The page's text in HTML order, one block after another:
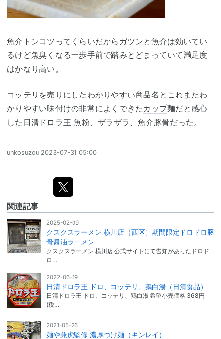
魚介トンコツってくらいだからガツンと魚介は効いてい
るけど魚臭くなる一歩手前で踏みとどまっていて満足度
はかなり高い。
コッテリを売りにしたわかりやすい商品名とこれまたわ
かりやすい味付けの非常によくできた カップ麺だと感心
した日清ドロラ王 魚粉、ザラザラ、魚介豚骨だった。
unkosuzou 2023-07-31 05:00
関連記事
2025-02-09
クスクスラーメン 横川店（西区）期間限定ドロドロ豚
骨醤油ラーメン
クスクスラーメン 横川店 公式サイトにて告知があったドロド
ロ…
2022-06-19
日清ドロラ王 ドロ、コッテリ、鶏白湯（日清食品）
日清ドロラ王 ドロ、コッテリ、鶏白湯 希望小売価格 368円
(税…
2021-05-26
麺や兼虎監修 濃厚つけ麺（キンレイ）